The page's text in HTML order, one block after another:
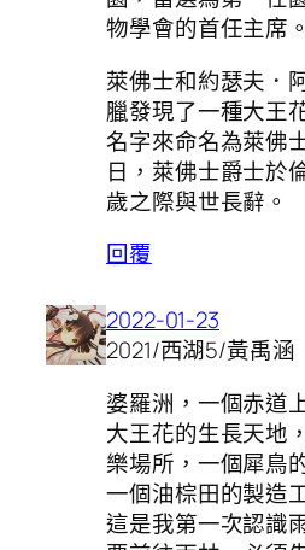
物學會的首任主席。
萊佛士和約瑟夫．
臘發現了一種大王
名字來命名為萊佛
日，萊佛士爵士於
歲之際與世長辭。
回覆
2022-01-23
2021/西湖5/黃禹涵
婆羅洲，一個赤道
大王花的生長天地
樂場所，一個犀鳥
一個油棕田的製造
這是我第一次認識